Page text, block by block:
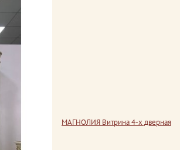
МАГНОЛИЯ Витрина 4-х дверная